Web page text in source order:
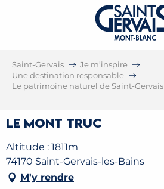
Saint-Gervais
Je m’inspire
Une destination responsable
Le patrimoine naturel de Saint-Gervais
Le Mont Truc
Altitude : 1811m
74170 Saint-Gervais-les-Bains
M'y rendre